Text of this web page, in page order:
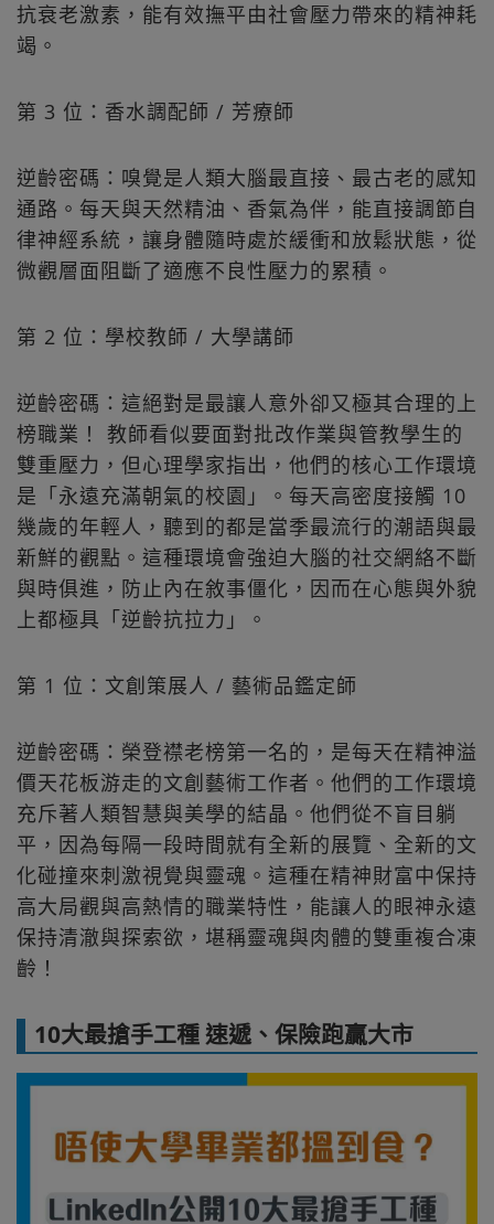
抗衰老激素，能有效撫平由社會壓力帶來的精神耗
竭。
第 3 位：香水調配師 / 芳療師
逆齡密碼：嗅覺是人類大腦最直接、最古老的感知
通路。每天與天然精油、香氣為伴，能直接調節自
律神經系統，讓身體隨時處於緩衝和放鬆狀態，從
微觀層面阻斷了適應不良性壓力的累積。
第 2 位：學校教師 / 大學講師
逆齡密碼：這絕對是最讓人意外卻又極其合理的上
榜職業！ 教師看似要面對批改作業與管教學生的
雙重壓力，但心理學家指出，他們的核心工作環境
是「永遠充滿朝氣的校園」。每天高密度接觸 10
幾歲的年輕人，聽到的都是當季最流行的潮語與最
新鮮的觀點。這種環境會強迫大腦的社交網絡不斷
與時俱進，防止內在敘事僵化，因而在心態與外貌
上都極具「逆齡抗拉力」。
第 1 位：文創策展人 / 藝術品鑑定師
逆齡密碼：榮登襟老榜第一名的，是每天在精神溢
價天花板游走的文創藝術工作者。他們的工作環境
充斥著人類智慧與美學的結晶。他們從不盲目躺
平，因為每隔一段時間就有全新的展覽、全新的文
化碰撞來刺激視覺與靈魂。這種在精神財富中保持
高大局觀與高熱情的職業特性，能讓人的眼神永遠
保持清澈與探索欲，堪稱靈魂與肉體的雙重複合凍
齡！
10大最搶手工種 速遞、保險跑贏大市